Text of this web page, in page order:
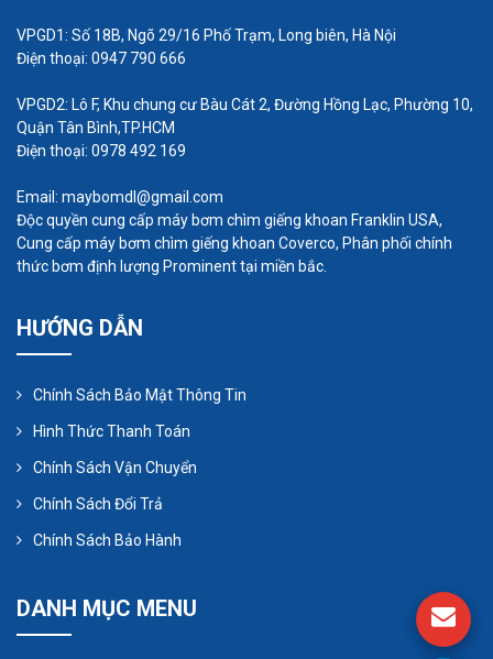
Ứng dụng của bơm thực phẩm rất đa dạng. Sau
đây là một số ứng dụng cơ bản của dòng máy này:
Bơm Phân phối hạt giấy hạt lớn, bơm nước trà
Bơm phân phối đường tinh bột
Máy bơm nước sốt, nước cô đặc, dầu gội,
nước giặt
Bơm bột say, bột làm bánh, các loại bột khác
Phân phối nước tương
Bơm nhũ hoa trung hòa protein, bơm nhũ hóa
VPGD1: Số 18B, Ngõ 29/16 Phố Trạm, Long biên, Hà Nội
Điện thoại: 0947 790 666
VPGD2: Lô F, Khu chung cư Bàu Cát 2, Đường Hồng Lạc, Phường 10,
Quận Tân Bình,TP.HCM
Điện thoại: 0978 492 169
Email: maybomdl@gmail.com
Độc quyền cung cấp máy bơm chìm giếng khoan Franklin USA,
Cung cấp máy bơm chìm giếng khoan Coverco, Phân phối chính
thức bơm định lượng Prominent tại miền bắc.
HƯỚNG DẪN
Chính Sách Bảo Mật Thông Tin
Hình Thức Thanh Toán
Chính Sách Vận Chuyển
Chính Sách Đổi Trả
Chính Sách Bảo Hành
DANH MỤC MENU